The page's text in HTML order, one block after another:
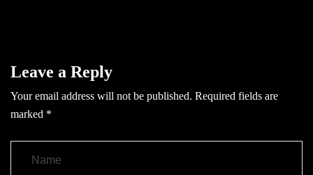
Leave a Reply
Your email address will not be published. Required fields are
marked *